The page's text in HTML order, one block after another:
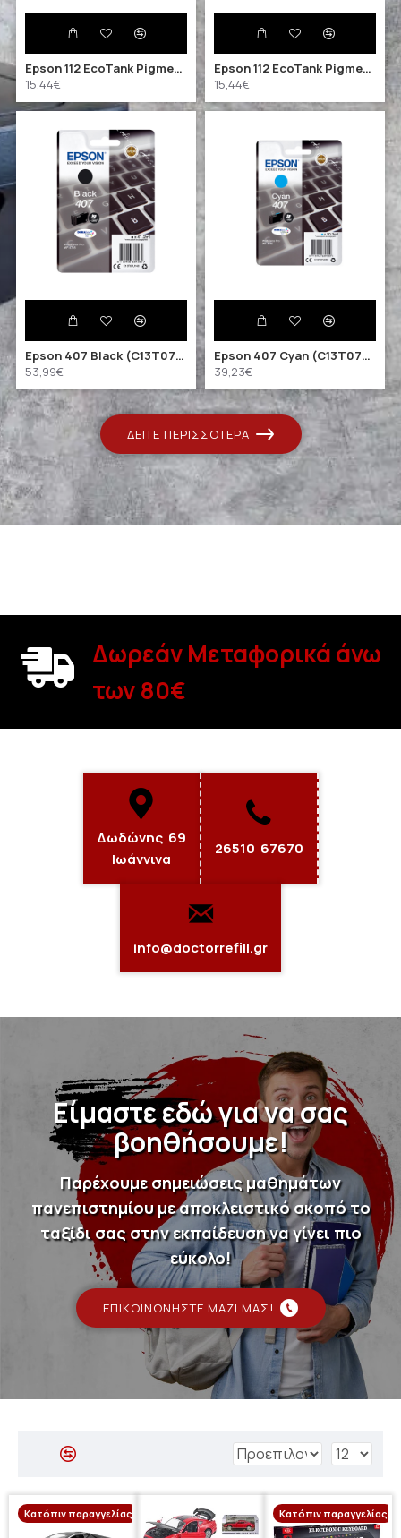
Epson 112 EcoTank Pigment Magenta ink bottle (C13T06C34A) (EPST06C34A)
15,44€
Epson 112 EcoTank Pigment Yellow ink bottle (C13T06C44A) (EPST06C44A)
15,44€
Epson 407 Black (C13T07U140) (EPST07U140)
53,99€
Epson 407 Cyan (C13T07U240) (EPST07U240)
39,23€
ΔΕΊΤΕ ΠΕΡΙΣΣΌΤΕΡΑ
Δωρεάν Μεταφορικά άνω
των 80€
Δωδώνης 69
Ιωάννινα
26510 67670
info@doctorrefill.gr
Είμαστε εδώ για να σας
βοηθήσουμε!
Παρέχουμε σημειώσεις μαθημάτων
πανεπιστημίου με αποκλειστικό σκοπό το
ταξίδι σας στην εκπαίδευση να γίνει πιο
εύκολο!
ΕΠΙΚΟΙΝΩΝΉΣΤΕ ΜΑΖΊ ΜΑΣ!
Κατόπιν παραγγελίας Κατόπιν παραγγελίας